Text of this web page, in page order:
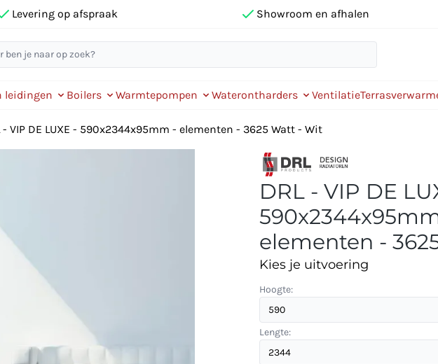
Levering op afspraak Showroom en afhalen
leidingen Boilers Warmtepompen Waterontharders Ventilatie
- VIP DE LUXE - 590x2344x95mm - elementen - 3625 Watt - Wit
DRL - VIP DE
elementen -
Kies je uitvoering
Hoogte:
Lengte: